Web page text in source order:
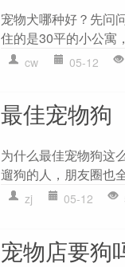
宠物犬哪种好？先问
住的是30平的小公寓
cw 05-12
最佳宠物狗
为什么最佳宠物狗这
遛狗的人，朋友圈也
zj 05-12
宠物店要狗